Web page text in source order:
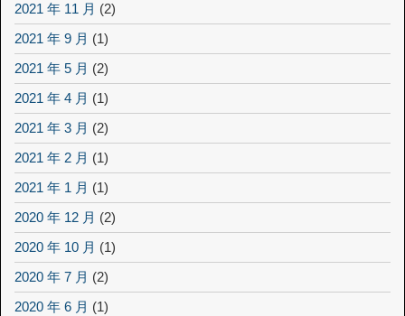
2021 年 11 月 (2)
2021 年 9 月 (1)
2021 年 5 月 (2)
2021 年 4 月 (1)
2021 年 3 月 (2)
2021 年 2 月 (1)
2021 年 1 月 (1)
2020 年 12 月 (2)
2020 年 10 月 (1)
2020 年 7 月 (2)
2020 年 6 月 (1)